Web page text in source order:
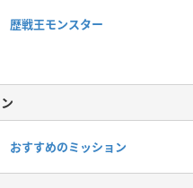
歴戦王モンスター
おすすめのミッション